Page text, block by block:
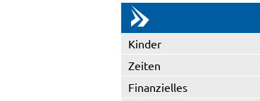
Kinder
Zeiten
Finanzielles